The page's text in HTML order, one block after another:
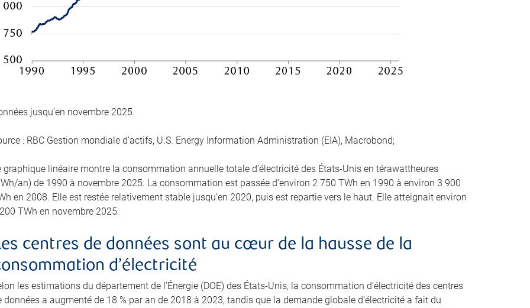
jusqu’en novembre 2025.
: RBC Gestion mondiale d’actifs, U.S. Energy Information Administration (EIA), Macrobond;
graphique linéaire montre la consommation annuelle totale d’électricité des États-Unis en térawattheures
an) de 1990 à novembre 2025. La consommation est passée d’environ 2 750 TWh en 1990 à environ 3 900
en 2008. Elle est restée relativement stable jusqu’en 2020, puis est repartie vers le haut. Elle atteignait environ
TWh en novembre 2025.
centres de données sont au cœur de la hausse de la
d’électricité
les estimations du département de l’Énergie (DOE) des États-Unis, la consommation d’électricité des centres
données a augmenté de 18 % par an de 2018 à 2023, tandis que la demande globale d’électricité a fait du